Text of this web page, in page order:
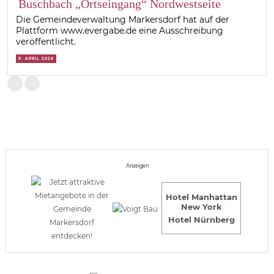
Buschbach „Ortseingang“ Nordwestseite
Die Gemeindeverwaltung Markersdorf hat auf der
Plattform www.evergabe.de eine Ausschreibung
veröffentlicht.
9. APRIL 2026
Anzeigen
Hotel Manhattan
New York
Hotel Nürnberg